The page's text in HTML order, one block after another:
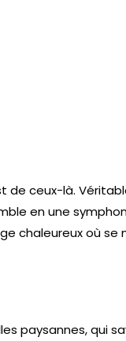
de ceux-là.
en une
chaleureux où
paysannes, qui